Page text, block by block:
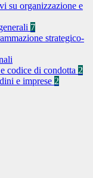
su organizzazione e
7
strategico-
codice di condotta 2
e imprese 2